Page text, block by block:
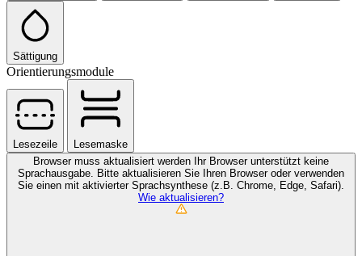
Sättigung
Orientierungsmodule
Lesezeile
Lesemaske
Browser muss aktualisiert werden
Ihr Browser unterstützt keine
Sprachausgabe. Bitte aktualisieren Sie Ihren Browser oder verwenden
Sie einen mit aktivierter Sprachsynthese (z.B. Chrome, Edge, Safari).
Wie aktualisieren?